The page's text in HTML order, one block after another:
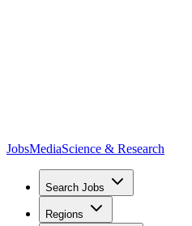
JobsMediaScience & Research
Search Jobs
Regions